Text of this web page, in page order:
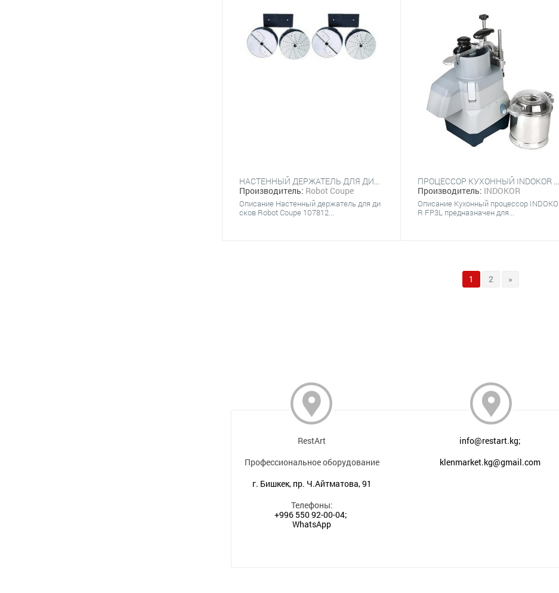
НАСТЕННЫЙ ДЕРЖАТЕЛЬ ДЛЯ ДИСКОВ ROBOT COUPE 107812
Производитель: Robot Coupe
Описание Настенный держатель для ди
сков Robot Coupe 107812...
ПРОЦЕССОР КУХОННЫЙ INDOKOR FP3L
Производитель: INDOKOR
Описание Кухонный процессор INDOKO
R FP3L предназначен для...
1 2 »
RestArt
Профессиональное оборудование
г. Бишкек, пр. Ч.Айтматова, 91
Телефоны:
+996 550 92-00-04;
WhatsApp
info@restart.kg;
klenmarket.kg@gmail.com